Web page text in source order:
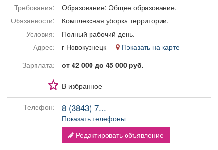
Обучение
Поздравления
Я - пенсионер
Требования:
Образование: Общее образование.
Обязанности:
Комплексная уборка территории.
Условия:
Полный рабочий день.
Адрес:
г Новокузнецк
Показать на карте
Зарплата:
от 42 000 до 45 000 руб.
В избранное
Телефон: 8 (3843) 7...
Показать телефоны
Редактировать объявление